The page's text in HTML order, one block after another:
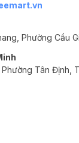
Phường Cầu
Tân Định,